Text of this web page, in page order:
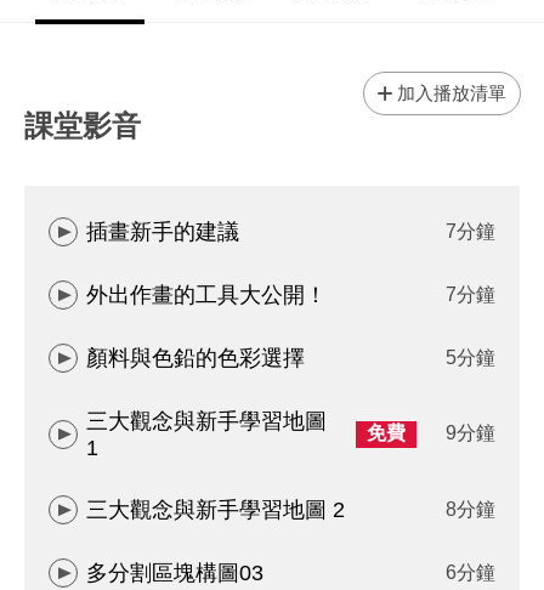
課堂影音
加入播放清單
插畫新手的建議 7分鐘
外出作畫的工具大公開！ 7分鐘
顏料與色鉛的色彩選擇 5分鐘
三大觀念與新手學習地圖
1
免費 9分鐘
三大觀念與新手學習地圖 2 8分鐘
多分割區塊構圖03 6分鐘